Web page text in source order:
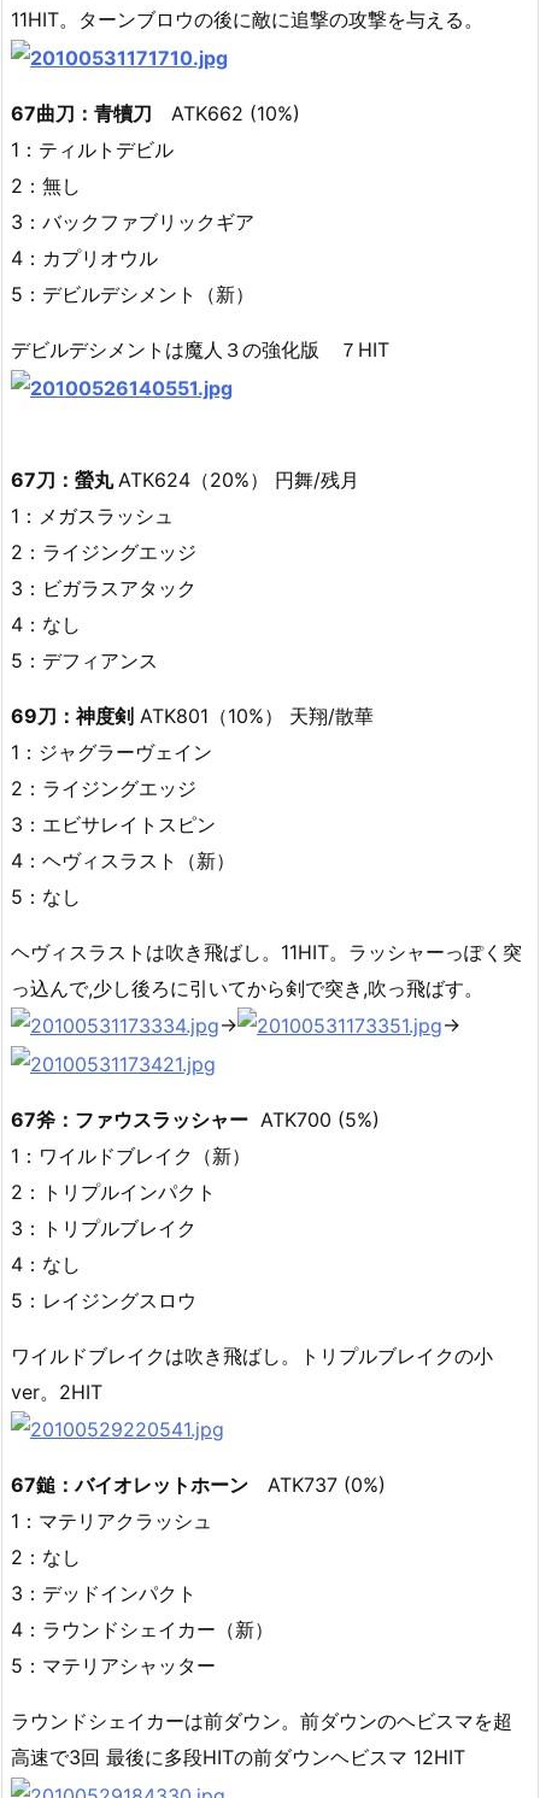
11HIT。ターンブロウの後に敵に追撃の攻撃を与える。
67曲刀：青犢刀 ATK662 (10%)
1：ティルトデビル
2：無し
3：バックファブリックギア
4：カプリオウル
5：デビルデシメント（新）
デビルデシメントは魔人３の強化版 ７HIT
67刀：螢丸 ATK624（20%） 円舞/残月
1：メガスラッシュ
2：ライジングエッジ
3：ビガラスアタック
4：なし
5：デフィアンス
69刀：神度剣 ATK801（10%） 天翔/散華
1：ジャグラーヴェイン
2：ライジングエッジ
3：エビサレイトスピン
4：ヘヴィスラスト（新）
5：なし
ヘヴィスラストは吹き飛ばし。11HIT。ラッシャーっぽく突
っ込んで,少し後ろに引いてから剣で突き,吹っ飛ばす。
→
→
67斧：ファウスラッシャー ATK700 (5%)
1：ワイルドブレイク（新）
2：トリプルインパクト
3：トリプルブレイク
4：なし
5：レイジングスロウ
ワイルドブレイクは吹き飛ばし。トリプルブレイクの小
ver。2HIT
67鎚：バイオレットホーン ATK737 (0%)
1：マテリアクラッシュ
2：なし
3：デッドインパクト
4：ラウンドシェイカー（新）
5：マテリアシャッター
ラウンドシェイカーは前ダウン。前ダウンのヘビスマを超
高速で3回 最後に多段HITの前ダウンヘビスマ 12HIT